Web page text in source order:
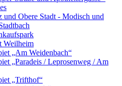
und Obere Stadt - Modisch und
Weilheim
„Am Weidenbach“
„Paradeis / Leprosenweg / Am
„Trifthof“